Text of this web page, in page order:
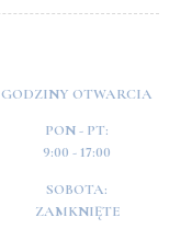
GODZINY OTWARCIA
PON - PT:
9:00 - 17:00
SOBOTA:
ZAMKNIĘTE